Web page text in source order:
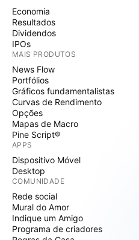
Economia
Resultados
Dividendos
IPOs
MAIS PRODUTOS
News Flow
Portfólios
Gráficos fundamentalistas
Curvas de Rendimento
Opções
Mapas de Macro
Pine Script®
APPS
Dispositivo Móvel
Desktop
COMUNIDADE
Rede social
Mural do Amor
Indique um Amigo
Programa de criadores